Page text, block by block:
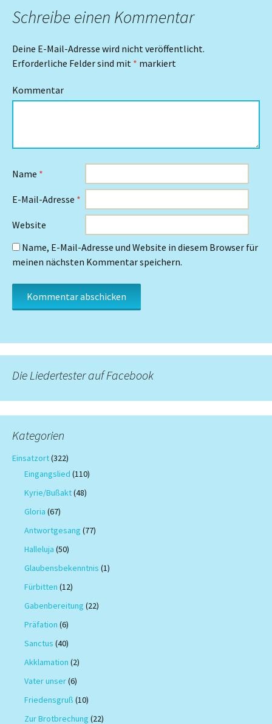
Schreibe einen Kommentar
Deine E-Mail-Adresse wird nicht veröffentlicht.
Erforderliche Felder sind mit * markiert
Kommentar
Name *
E-Mail-Adresse *
Website
Name, E-Mail-Adresse und Website in diesem Browser für
meinen nächsten Kommentar speichern.
Die Liedertester auf Facebook
Kategorien
Einsatzort(322)
Eingangslied (110)
Kyrie/Bußakt(48)
Gloria (67)
Antwortgesang (77)
Halleluja (50)
Glaubensbekenntnis (1)
Fürbitten (12)
Gabenbereitung (22)
Präfation (6)
Sanctus (40)
Akklamation (2)
Vater unser(6)
Friedensgruß (10)
Zur Brotbrechung (22)